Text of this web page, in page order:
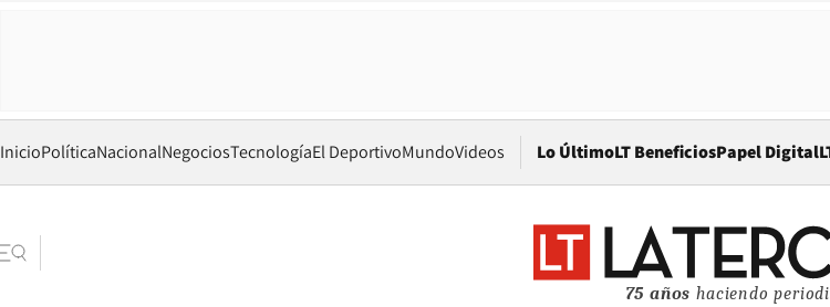
InicioPolíticaNacionalNegociosTecnologíaEl DeportivoMundoVideos Lo ÚltimoLT BeneficiosPapel Digital
75 años haciendo